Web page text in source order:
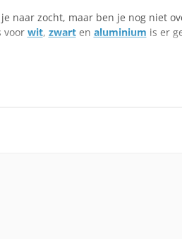
naar zocht, maar ben je nog niet
voor wit, zwarten aluminium is er